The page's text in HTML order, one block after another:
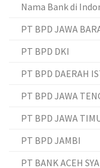
Nama Bank di
PT BPD JAWA
PT BPD DKI
PT BPD DAERAH
PT BPD JAWA
PT BPD JAWA
PT BPD JAMBI
PT BANK ACEH